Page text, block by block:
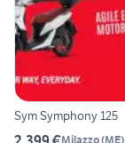
Sym Symphony 125
Milazzo(ME)